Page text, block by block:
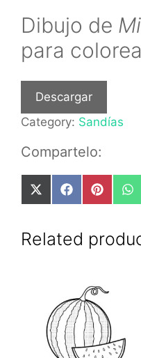
Dibujo de
para
Descargar
Category: Sandías
Compartelo:
Share
on
(Twitter)
Share
on
Share
on
on
Related